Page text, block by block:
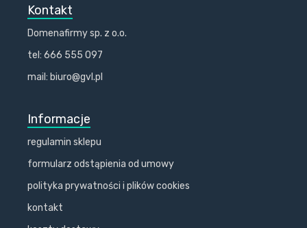
Kontakt
Domenafirmy sp. z o.o.
tel: 666 555 097
mail: biuro@gvl.pl
Informacje
regulamin sklepu
formularz odstąpienia od umowy
polityka prywatności i plików cookies
kontakt